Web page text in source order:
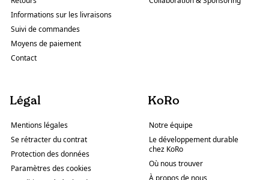
Informations sur les livraisons
Suivi de commandes
Moyens de paiement
Contact
Légal
Mentions légales
Se rétracter du contrat
Protection des données
Paramètres des cookies
KoRo
Notre équipe
Le développement durable
chez KoRo
Où nous trouver
À propos de nous